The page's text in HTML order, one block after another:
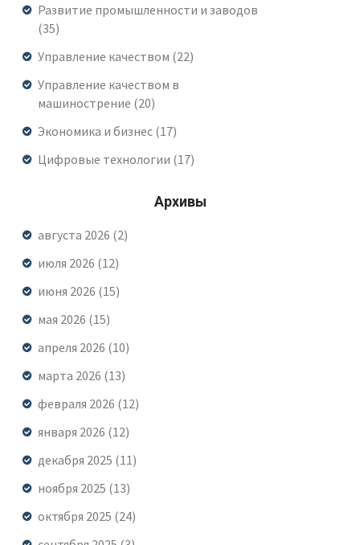
Развитие промышленности и заводов
(35)
Управление качеством (22)
Управление качеством в
машинострение (20)
Экономика и бизнес (17)
Цифровые технологии (17)
Архивы
августа 2026 (2)
июля 2026 (12)
июня 2026 (15)
мая 2026 (15)
апреля 2026 (10)
марта 2026 (13)
февраля 2026 (12)
января 2026 (12)
декабря 2025 (11)
ноября 2025 (13)
октября 2025 (24)